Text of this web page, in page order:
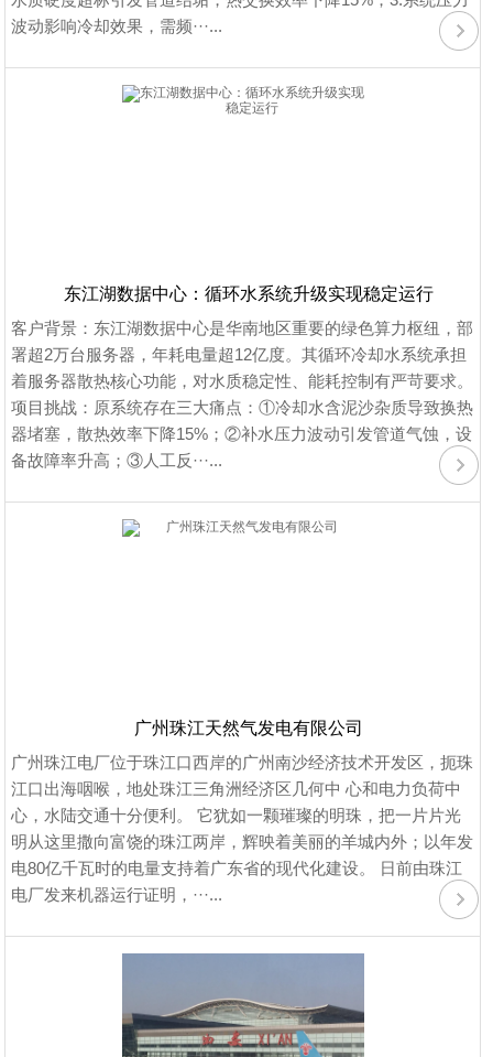
波动影响冷却效果，需频···...
东江湖数据中心：循环水系统升级实现稳定运行
客户背景：东江湖数据中心是华南地区重要的绿色算力枢纽，部
署超2万台服务器，年耗电量超12亿度。其循环冷却水系统承担
着服务器散热核心功能，对水质稳定性、能耗控制有严苛要求。
项目挑战：原系统存在三大痛点：①冷却水含泥沙杂质导致换热
器堵塞，散热效率下降15%；②补水压力波动引发管道气蚀，设
备故障率升高；③人工反···...
广州珠江天然气发电有限公司
广州珠江电厂位于珠江口西岸的广州南沙经济技术开发区，扼珠
江口出海咽喉，地处珠江三角洲经济区几何中 心和电力负荷中
心，水陆交通十分便利。 它犹如一颗璀璨的明珠，把一片片光
明从这里撒向富饶的珠江两岸，辉映着美丽的羊城内外；以年发
电80亿千瓦时的电量支持着广东省的现代化建设。 日前由珠江
电厂发来机器运行证明，···...